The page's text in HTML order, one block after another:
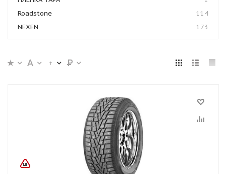
Roadstone
114
NEXEN
173